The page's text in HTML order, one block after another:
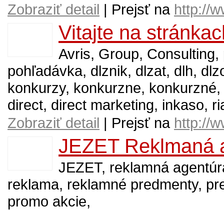
Zobraziť detail | Prejsť na http://
Vitajte na
Avris, Group,
pohľadávka, dlznik, dlzat, dlh,
konkurzy, konkurzne,
direct, direct marketing, inkaso,
Zobraziť detail | Prejsť na http://
JEZET Reklmaná
JEZET, reklamná
reklama, reklamné predmenty,
promo akcie,